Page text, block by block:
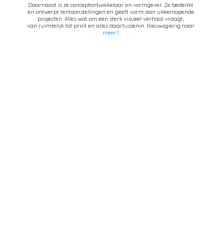
Daarnaast is ze conceptontwikkelaar en vormgever. Ze bedenkt
en ontwerpt tentoonstellingen en geeft vorm aan uiteenlopende
projecten. Alles wat om een sterk visueel verhaal vraagt,
van ruimtelijk tot print en alles daartussenin. Nieuwsgierig naar
meer?